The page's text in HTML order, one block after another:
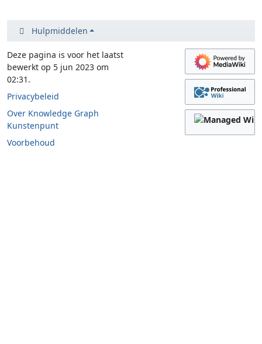
Hulpmiddelen
Deze pagina is voor het laatst
bewerkt op 5 jun 2023 om
02:31.
Privacybeleid
Over Knowledge Graph
Kunstenpunt
Voorbehoud